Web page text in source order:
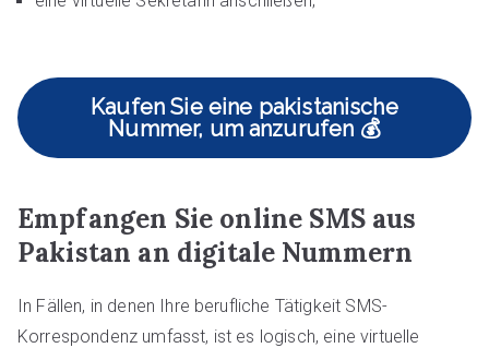
Kaufen Sie eine pakistanische
Nummer, um anzurufen 💰
Empfangen Sie online SMS aus
Pakistan an digitale Nummern
In Fällen, in denen Ihre berufliche Tätigkeit SMS-
Korrespondenz umfasst, ist es logisch, eine virtuelle